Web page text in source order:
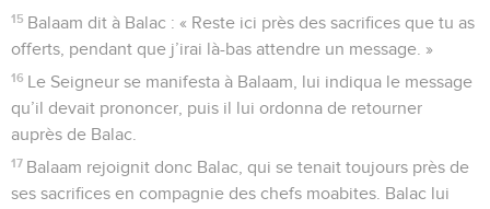
15 Balaam dit à Balac : « Reste ici près des sacrifices que tu as
offerts, pendant que j’irai là-bas attendre un message. »
16 Le Seigneur se manifesta à Balaam, lui indiqua le message
qu’il devait prononcer, puis il lui ordonna de retourner
auprès de Balac.
17 Balaam rejoignit donc Balac, qui se tenait toujours près de
ses sacrifices en compagnie des chefs moabites. Balac lui